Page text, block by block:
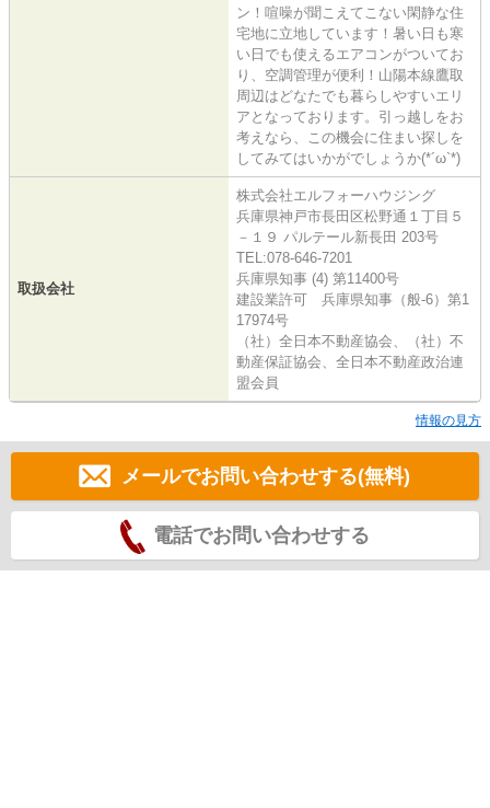
ン！喧噪が聞こえてこない閑静な住
宅地に立地しています！暑い日も寒
い日でも使えるエアコンがついてお
り、空調管理が便利！山陽本線鷹取
周辺はどなたでも暮らしやすいエリ
アとなっております。引っ越しをお
考えなら、この機会に住まい探しを
してみてはいかがでしょうか(*´ω`*)
取扱会社
株式会社エルフォーハウジング
兵庫県神戸市長田区松野通１丁目５
－１９ パルテール新長田 203号
TEL:078-646-7201
兵庫県知事 (4) 第11400号
建設業許可 兵庫県知事（般-6）第1
17974号
（社）全日本不動産協会、（社）不
動産保証協会、全日本不動産政治連
盟会員
情報の見方
メールでお問い合わせする(無料)
電話でお問い合わせする